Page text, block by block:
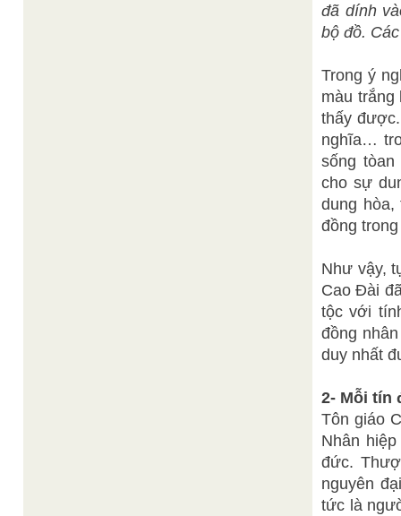
đã dính
bộ đồ.
Trong ý
màu
thấy
nghĩa…
sống
cho sự
dung
đồng
Như vậy,
Cao Đài
tộc với
đồng
duy nhất
2- Mỗi tín
Tôn giáo
Nhân
đức.
nguyên
tức là